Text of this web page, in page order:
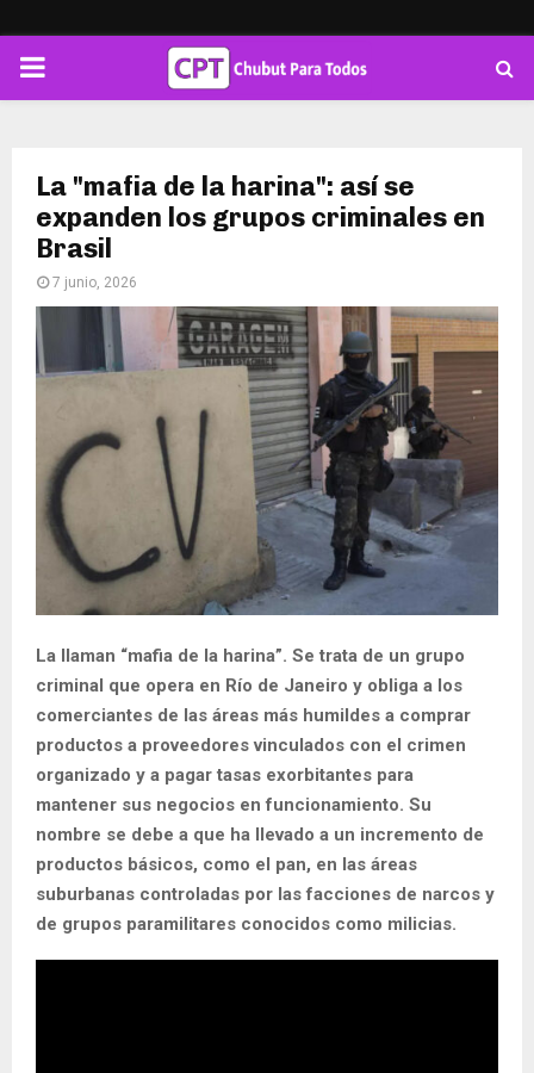
PRIMARY
La "mafia de la harina": así se
expanden los grupos criminales en
Brasil
7 junio, 2026
La llaman “mafia de la harina”. Se trata de un grupo
criminal que opera en Río de Janeiro y obliga a los
comerciantes de las áreas más humildes a comprar
productos a proveedores vinculados con el crimen
organizado y a pagar tasas exorbitantes para
mantener sus negocios en funcionamiento. Su
nombre se debe a que ha llevado a un incremento de
productos básicos, como el pan, en las áreas
suburbanas controladas por las facciones de narcos y
de grupos paramilitares conocidos como milicias.